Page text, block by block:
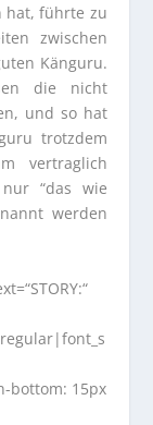
hat, führte zu
zwischen
Känguru.
die nicht
und so hat
trotzdem
vertraglich
“das wie
werden
bottom: 15px